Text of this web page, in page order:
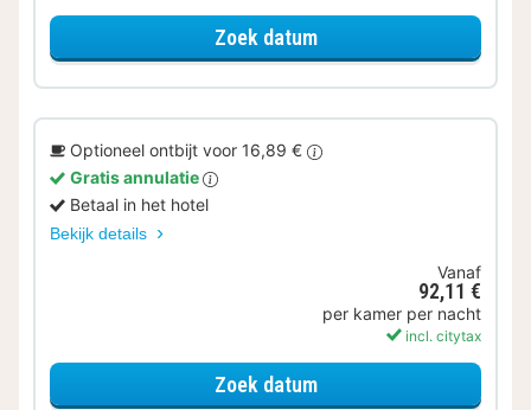
Zoek datumvoor Ontbijt Special
Optioneel ontbijt voor 16,89 €
Gratis annulatie
Betaal in het hotel
Bekijk details
Vanaf
92,11 €
per kamer per nacht
incl. citytax
Zoek datumvoor Standaard Kamer